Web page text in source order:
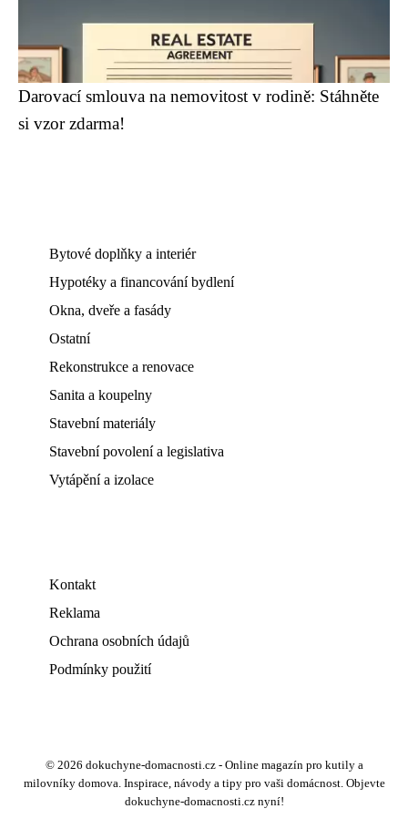
Darovací smlouva na nemovitost v rodině: Stáhněte
si vzor zdarma!
Bytové doplňky a interiér
Hypotéky a financování bydlení
Okna, dveře a fasády
Ostatní
Rekonstrukce a renovace
Sanita a koupelny
Stavební materiály
Stavební povolení a legislativa
Vytápění a izolace
Kontakt
Reklama
Ochrana osobních údajů
Podmínky použití
© 2026 dokuchyne-domacnosti.cz - Online magazín pro kutily a
milovníky domova. Inspirace, návody a tipy pro vaši domácnost. Objevte
dokuchyne-domacnosti.cz nyní!